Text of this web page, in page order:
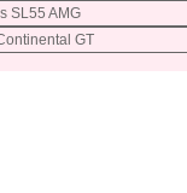
SL55 AMG
GT